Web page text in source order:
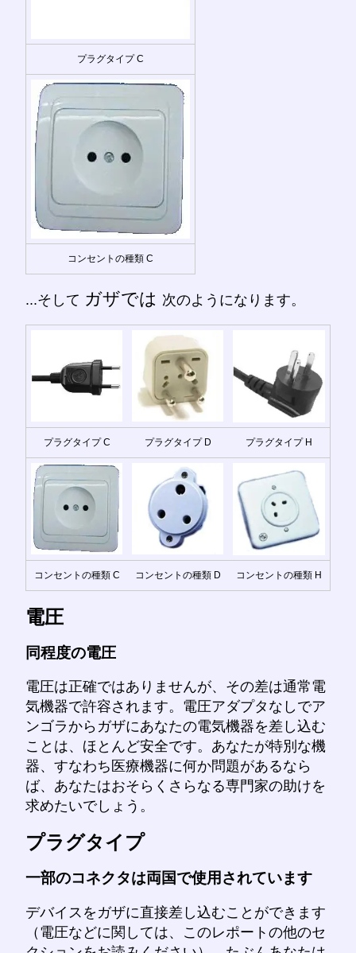
プラグタイプ C
コンセントの種類 C
...そして ガザでは 次のようになります。
プラグタイプ C プラグタイプ D プラグタイプ H
コンセントの種類 C コンセントの種類 D コンセントの種類 H
電圧
同程度の電圧
電圧は正確ではありませんが、その差は通常電
気機器で許容されます。電圧アダプタなしでア
ンゴラからガザにあなたの電気機器を差し込む
ことは、ほとんど安全です。あなたが特別な機
器、すなわち医療機器に何か問題があるなら
ば、あなたはおそらくさらなる専門家の助けを
求めたいでしょう。
プラグタイプ
一部のコネクタは両国で使用されています
デバイスをガザに直接差し込むことができます
（電圧などに関しては、このレポートの他のセ